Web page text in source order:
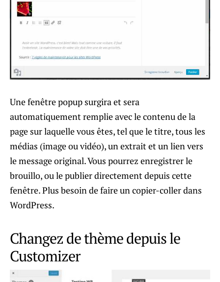
Une fenêtre popup surgira et sera
automatiquement remplie avec le contenu de la
page sur laquelle vous êtes, tel que le titre, tous les
médias (image ou vidéo), un extrait et un lien vers
le message original. Vous pourrez enregistrer le
brouillo, ou le publier directement depuis cette
fenêtre. Plus besoin de faire un copier-coller dans
WordPress.
Changez de thème depuis le
Customizer